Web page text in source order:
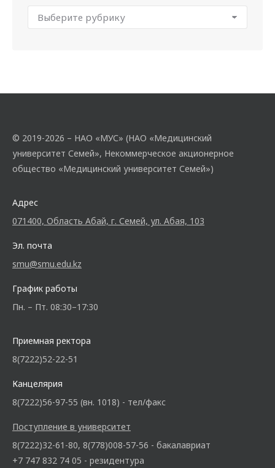
© 2019-2026 – НАО «МУС» (НАО «Медицинский
университет Семей», Некоммерческое акционерное
общество «Медицинский университет Семей»)
Адрес
071400, Область Абай, г. Семей, ул. Абая, 103
Эл. почта
smu@smu.edu.kz
График работы
Пн. – Пт. 08:30–17:30
Приемная ректора
8(7222)52-22-51
Канцелярия
8(7222)56-97-55 (вн. 1018) - тел/факс
Поступление в университет
8(7222)32-61-80, 8(778)008-57-56 - бакалавриат
+7 747 832 74 05 - резидентура